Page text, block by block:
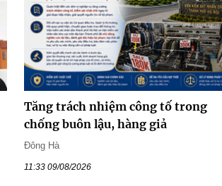
Tăng trách nhiệm công tố trong
chống buôn lậu, hàng giả
Đông Hà
11:33 09/08/2026